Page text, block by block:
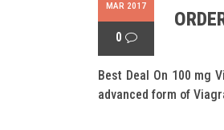
MAR 2017
0
Best Deal On 100 mg
advanced form of